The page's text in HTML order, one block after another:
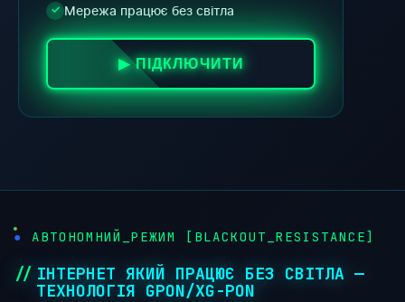
✓ Мережа працює без світла
▶ ПІДКЛЮЧИТИ
● АВТОНОМНИЙ_РЕЖИМ [BLACKOUT_RESISTANCE]
ІНТЕРНЕТ ЯКИЙ ПРАЦЮЄ БЕЗ СВІТЛА —
ТЕХНОЛОГІЯ GPON/XG-PON